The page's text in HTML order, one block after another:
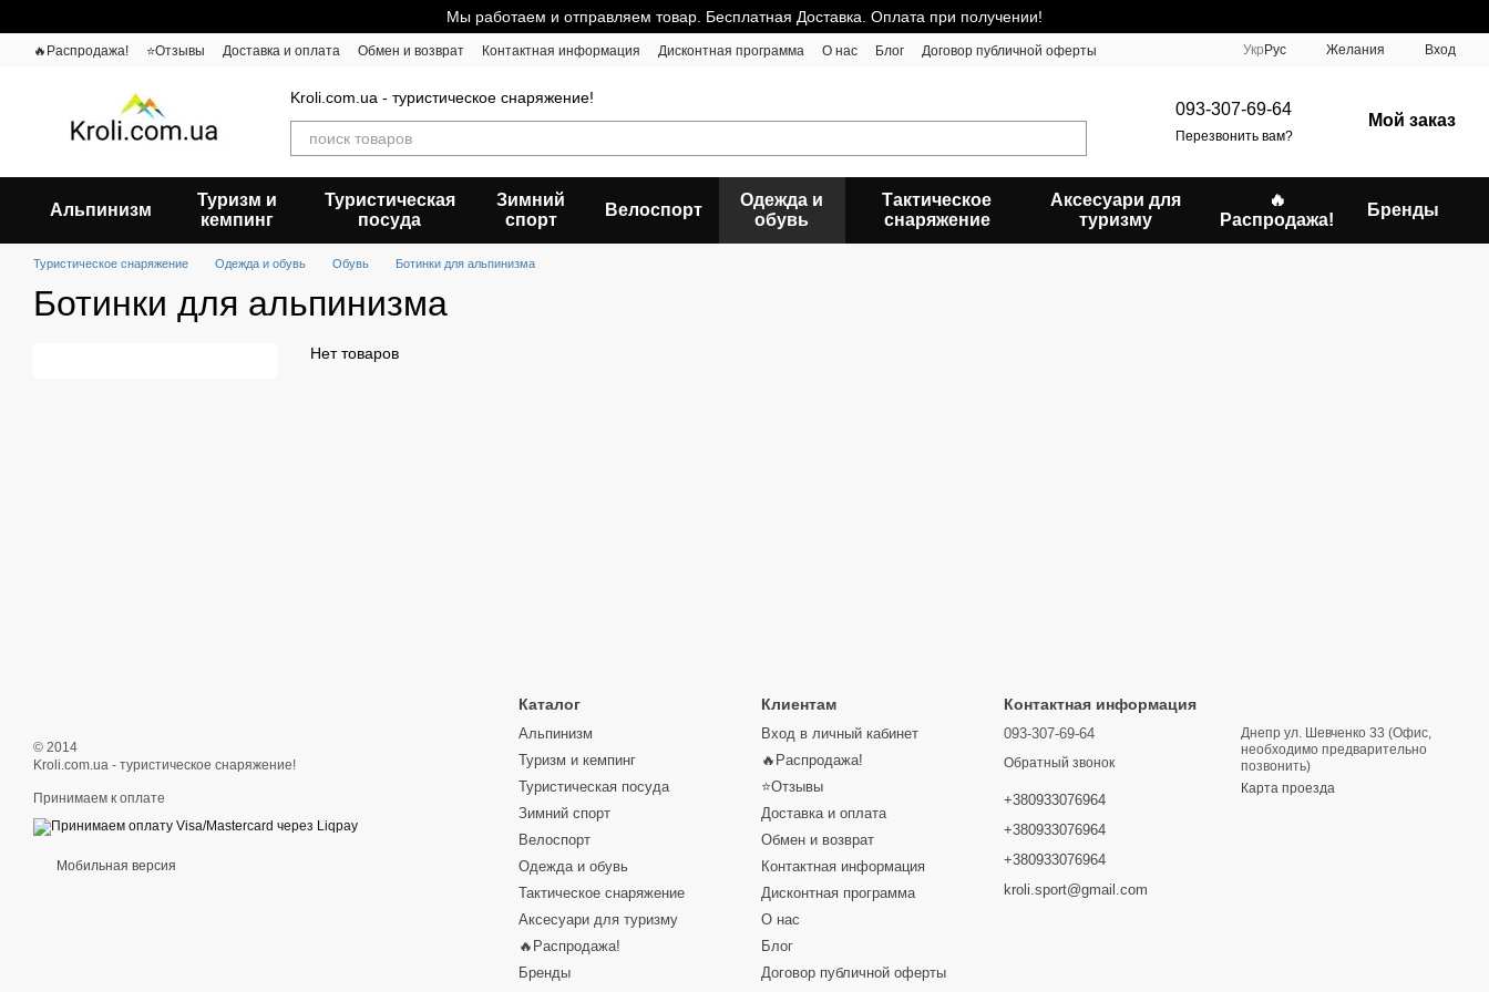
Мы работаем и отправляем товар. Бесплатная Доставка. Оплата при получении!
🔥Распродажа! ⭐Отзывы Доставка и оплата Обмен и возврат Контактная информация Дисконтная программа О нас Блог Договор публичной оферты Укр Рус Желания Вход
Kroli.com.ua - туристическое снаряжение!
093-307-69-64
Перезвонить вам?
Мой заказ
Альпинизм
Туризм и
кемпинг
Туристическая
посуда
Зимний
спорт
Велоспорт
Одежда и
обувь
Тактическое
снаряжение
Аксесуари для
туризму
🔥
Распродажа!
Бренды
Туристическое снаряжение Одежда и обувь Обувь Ботинки для альпинизма
Ботинки для альпинизма
Нет товаров
© 2014
Kroli.com.ua - туристическое снаряжение!
Принимаем к оплате
Мобильная версия
Каталог
Альпинизм
Туризм и кемпинг
Туристическая посуда
Зимний спорт
Велоспорт
Одежда и обувь
Тактическое снаряжение
Аксесуари для туризму
🔥Распродажа!
Бренды
Клиентам
Вход в личный кабинет
🔥Распродажа!
⭐Отзывы
Доставка и оплата
Обмен и возврат
Контактная информация
Дисконтная программа
О нас
Блог
Договор публичной оферты
Контактная информация
093-307-69-64
Обратный звонок
+380933076964
+380933076964
+380933076964
kroli.sport@gmail.com
Днепр ул. Шевченко 33 (Офис,
необходимо предварительно
позвонить)
Карта проезда